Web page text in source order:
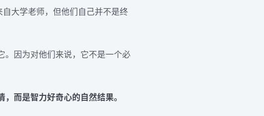
大学老师，但他们自己并不是终
。因为对他们来说，它不是一个必
而是智力好奇心的自然结果。